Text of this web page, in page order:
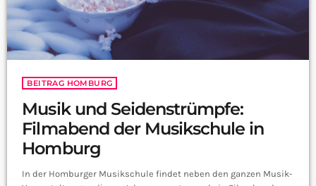
BEITRAG HOMBURG
Musik und Seidenstrümpfe:
Filmabend der Musikschule in
Homburg
In der Homburger Musikschule findet neben den ganzen Musik-